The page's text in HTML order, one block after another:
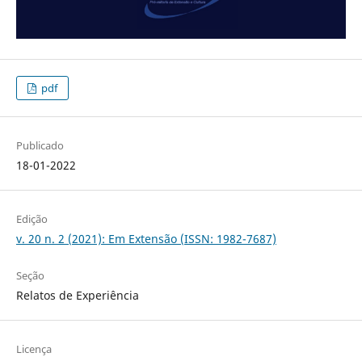
pdf
Publicado
18-01-2022
Edição
v. 20 n. 2 (2021): Em Extensão (ISSN: 1982-7687)
Seção
Relatos de Experiência
Licença